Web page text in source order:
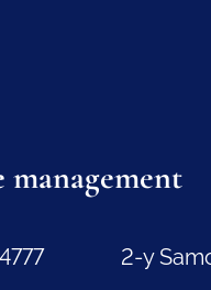
management
2-y